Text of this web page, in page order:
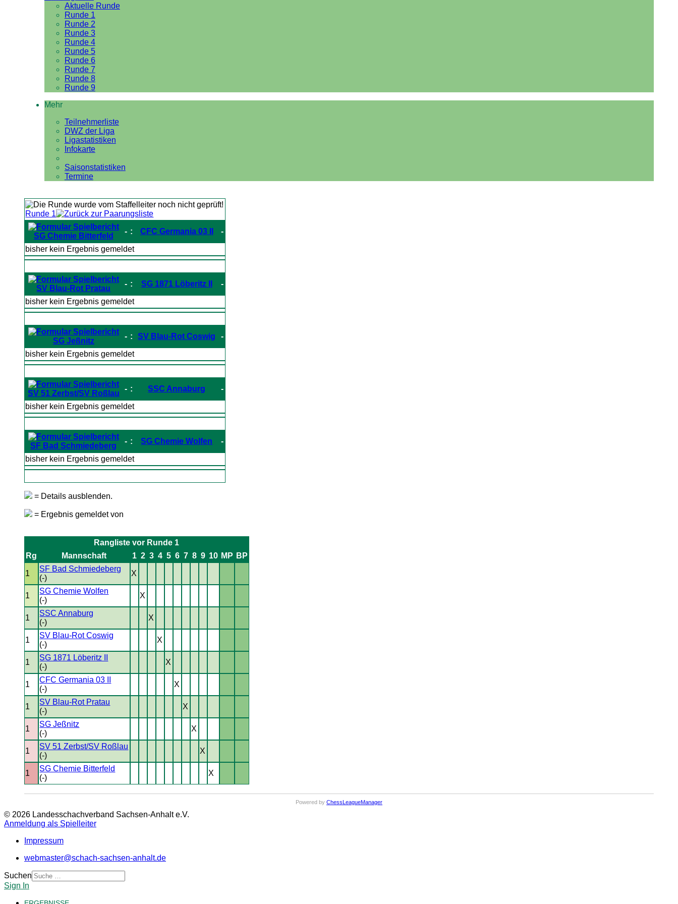
Aktuelle Runde
Runde 1
Runde 2
Runde 3
Runde 4
Runde 5
Runde 6
Runde 7
Runde 8
Runde 9
Mehr
Teilnehmerliste
DWZ der Liga
Ligastatistiken
Infokarte
Saisonstatistiken
Termine
Runde 1
SG Chemie Bitterfeld
- : CFC Germania 03 II -
bisher kein Ergebnis gemeldet
SV Blau-Rot Pratau
- : SG 1871 Löberitz II -
bisher kein Ergebnis gemeldet
SG Jeßnitz
- : SV Blau-Rot Coswig -
bisher kein Ergebnis gemeldet
SV 51 Zerbst/SV Roßlau
- : SSC Annaburg -
bisher kein Ergebnis gemeldet
SF Bad Schmiedeberg
- : SG Chemie Wolfen -
bisher kein Ergebnis gemeldet
= Details ausblenden.
= Ergebnis gemeldet von
Rangliste vor Runde 1
Rg
Mannschaft 1 2 3 4 5 6 7 8 9 10 MP BP
1
SF Bad Schmiedeberg
(-)
X
1
SG Chemie Wolfen
(-)
X
1
SSC Annaburg
(-)
X
1
SV Blau-Rot Coswig
(-)
X
1
SG 1871 Löberitz II
(-)
X
1
CFC Germania 03 II
(-)
X
1
SV Blau-Rot Pratau
(-)
X
1
SG Jeßnitz
(-)
X
1
SV 51 Zerbst/SV Roßlau
(-)
X
1
SG Chemie Bitterfeld
(-)
X
Powered by ChessLeagueManager
© 2026 Landesschachverband Sachsen-Anhalt e.V.
Anmeldung als Spielleiter
Impressum
webmaster@schach-sachsen-anhalt.de
Suchen
Sign In